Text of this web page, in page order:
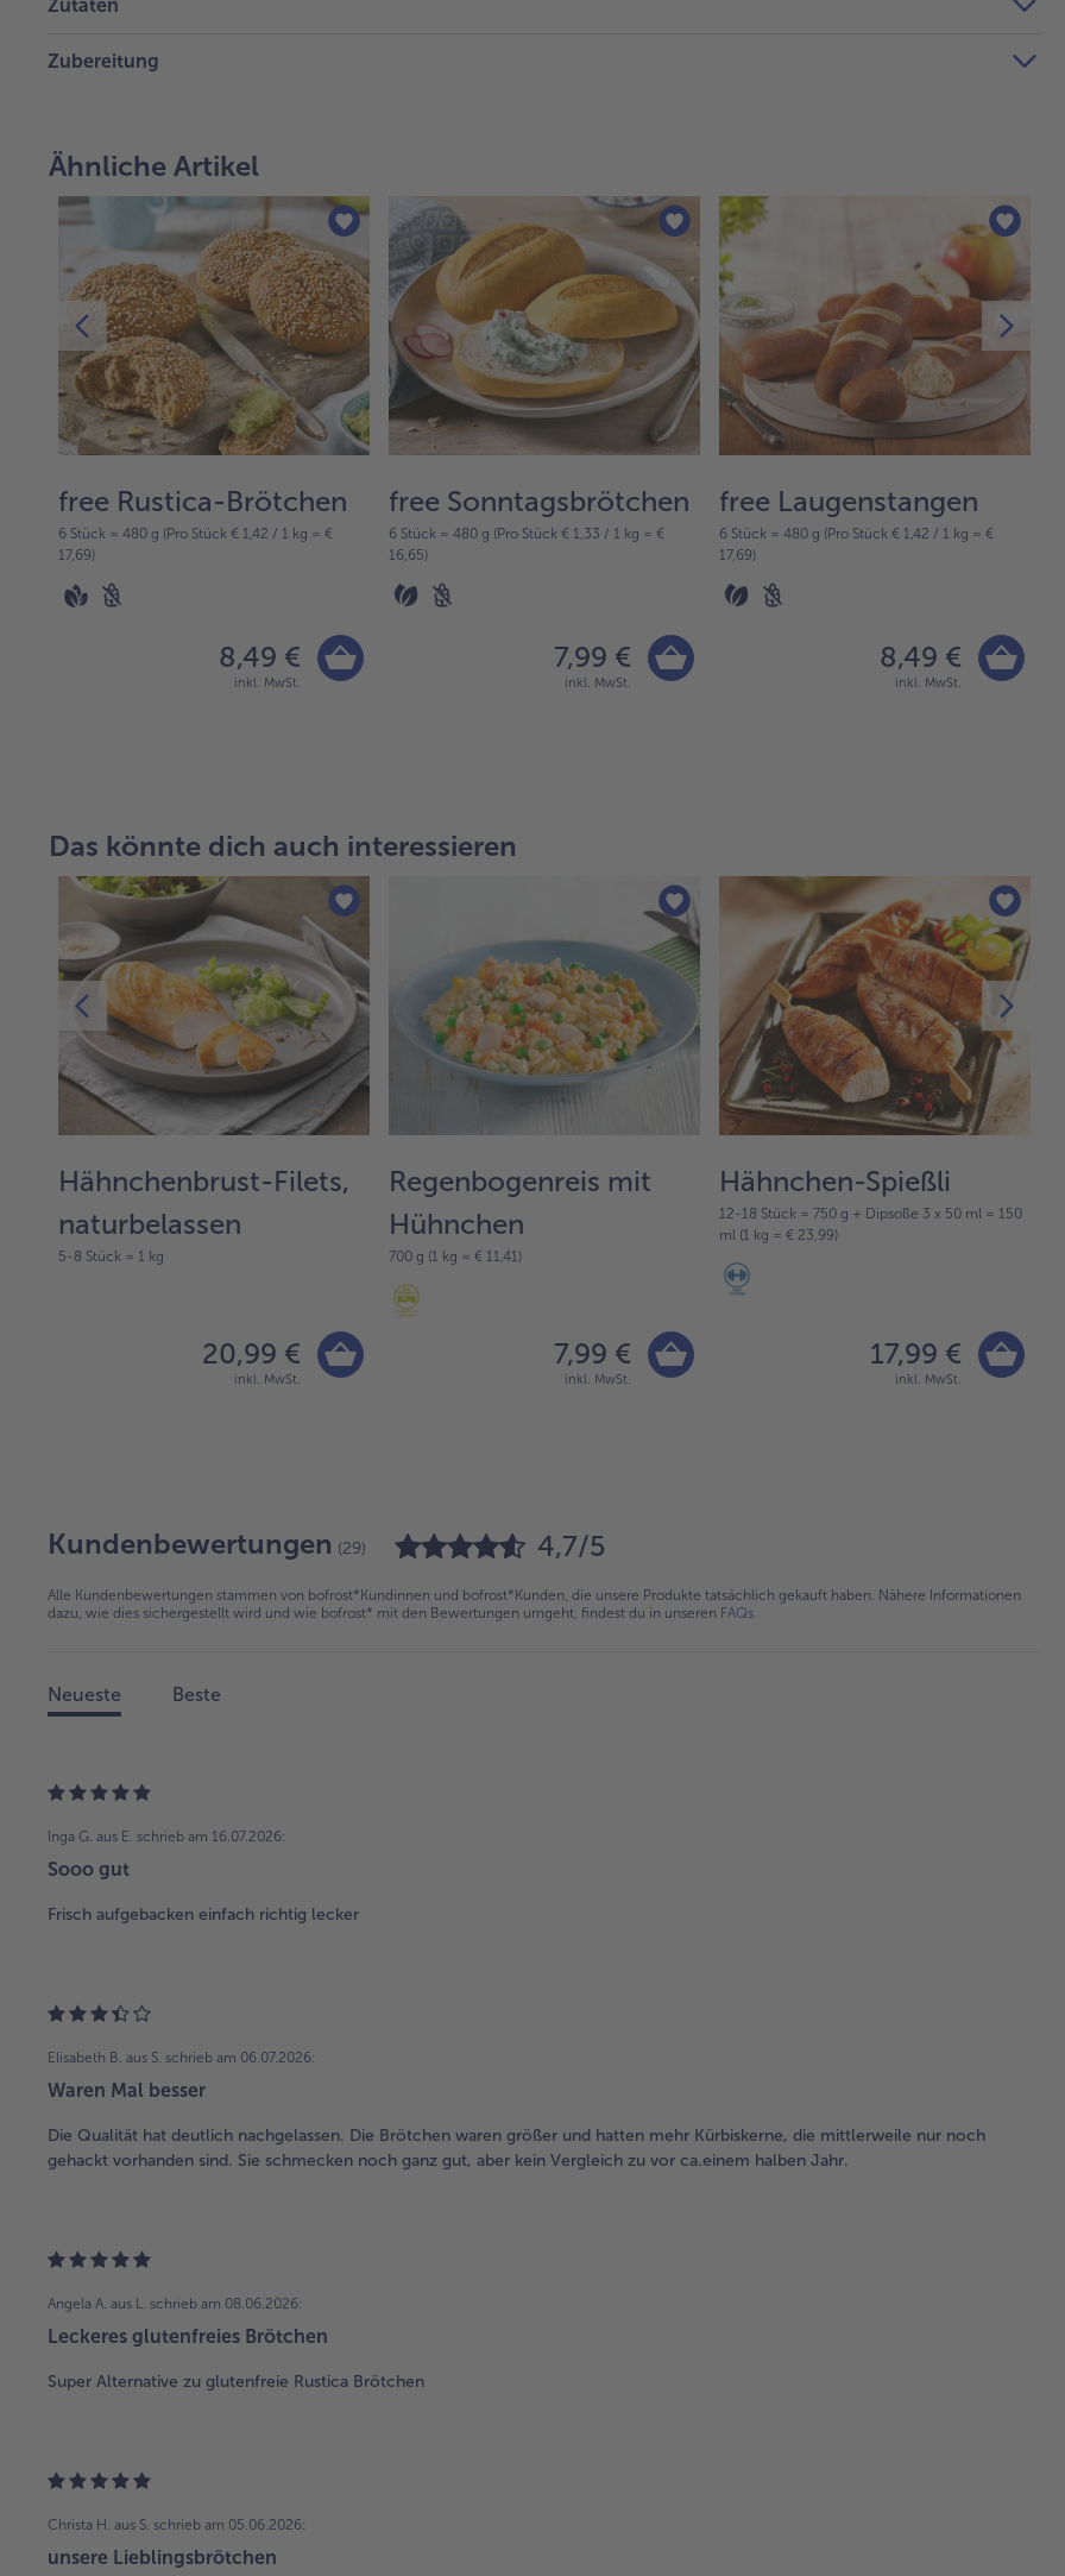
Zutaten
Zubereitung
Ähnliche Artikel
free Rustica-Brötchen
6 Stück = 480 g (Pro Stück € 1,42 / 1 kg = €
17,69)
8,49 €
inkl. MwSt.
free Sonntagsbrötchen
6 Stück = 480 g (Pro Stück € 1,33 / 1 kg = €
16,65)
7,99 €
inkl. MwSt.
free Laugenstangen
6 Stück = 480 g (Pro Stück € 1,42 / 1 kg = €
17,69)
8,49 €
inkl. MwSt.
Das könnte dich auch interessieren
Hähnchenbrust-Filets,
naturbelassen
5-8 Stück = 1 kg
20,99 €
inkl. MwSt.
Regenbogenreis mit
Hühnchen
700 g (1 kg = € 11,41)
7,99 €
inkl. MwSt.
Hähnchen-Spießli
12-18 Stück = 750 g + Dipsoße 3 x 50 ml = 150
ml (1 kg = € 23,99)
17,99 €
inkl. MwSt.
Kundenbewertungen (29) 4,7/5
Alle Kundenbewertungen stammen von bofrost*Kundinnen und bofrost*Kunden, die unsere Produkte tatsächlich gekauft haben. Nähere Informationen
dazu, wie dies sichergestellt wird und wie bofrost* mit den Bewertungen umgeht, findest du in unseren FAQs.
Neueste Beste
Inga G. aus E. schrieb am 16.07.2026:
Sooo gut
Frisch aufgebacken einfach richtig lecker
Elisabeth B. aus S. schrieb am 06.07.2026:
Waren Mal besser
Die Qualität hat deutlich nachgelassen. Die Brötchen waren größer und hatten mehr Kürbiskerne, die mittlerweile nur noch
gehackt vorhanden sind. Sie schmecken noch ganz gut, aber kein Vergleich zu vor ca.einem halben Jahr.
Angela A. aus L. schrieb am 08.06.2026:
Leckeres glutenfreies Brötchen
Super Alternative zu glutenfreie Rustica Brötchen
Christa H. aus S. schrieb am 05.06.2026:
unsere Lieblingsbrötchen